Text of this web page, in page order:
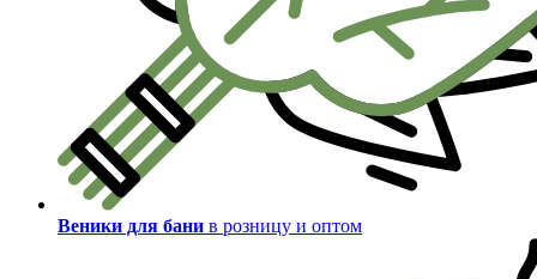
Веники для бани в розницу и оптом